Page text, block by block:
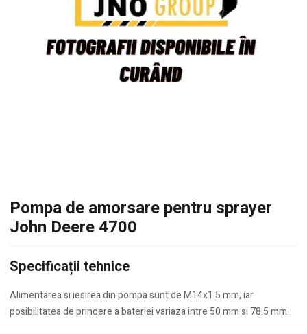
Pompa de amorsare pentru sprayer
John Deere 4700
Specificații tehnice
Alimentarea si iesirea din pompa sunt de M14x1.5 mm, iar
posibilitatea de prindere a bateriei variaza intre 50 mm si 78.5 mm.